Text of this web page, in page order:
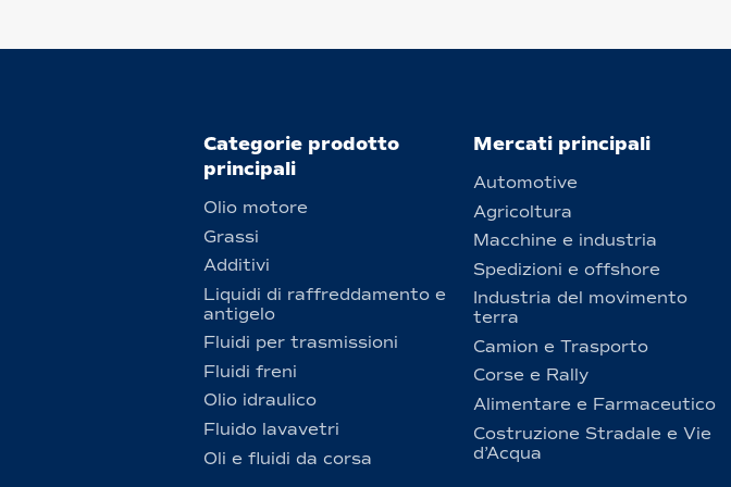
Categorie prodotto
principali
Olio motore
Grassi
Additivi
Liquidi di raffreddamento e
antigelo
Fluidi per trasmissioni
Fluidi freni
Olio idraulico
Fluido lavavetri
Oli e fluidi da corsa
Mercati principali
Automotive
Agricoltura
Macchine e industria
Spedizioni e offshore
Industria del movimento
terra
Camion e Trasporto
Corse e Rally
Alimentare e Farmaceutico
Costruzione Stradale e Vie
d’Acqua